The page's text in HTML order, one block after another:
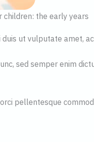
the early years
ut vulputate amet,
sed semper enim
pellentesque